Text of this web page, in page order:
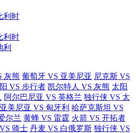
利时
利时
利
灰熊 葡萄牙 VS 亚美尼亚 尼克斯 VS
VS 步行者 凯尔特人 VS 灰熊 太阳
阿尔巴尼亚 VS 英格兰 独行侠 VS 太
亚美尼亚 VS 匈牙利 哈萨克斯坦 VS
尔兰 黄蜂 VS 雷霆 火箭 VS 开拓者
骑士 丹麦 VS 白俄罗斯 独行侠 VS